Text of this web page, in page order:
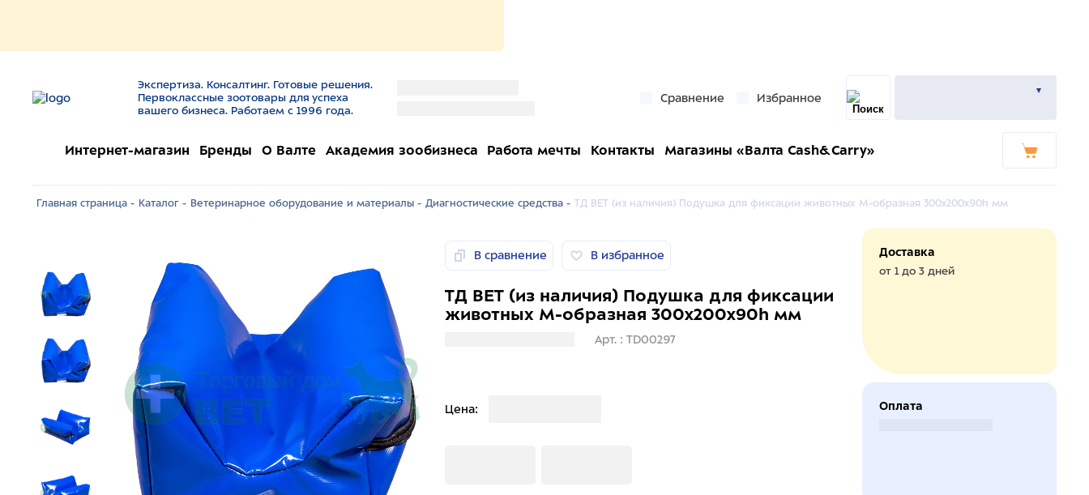
Экспертиза. Консалтинг. Готовые решения.
Первоклассные зоотовары для успеха
вашего бизнеса. Работаем с 1996 года.
Сравнение Избранное
Интернет-магазин Бренды О Валте Академия зообизнеса Работа мечты Контакты Магазины «Валта Cash&Carry»
Главная страница - Каталог - Ветеринарное оборудование и материалы - Диагностические средства - ТД ВЕТ (из наличия) Подушка для фиксации животных М-образная 300x200x90h мм
В сравнение В избранное
ТД ВЕТ (из наличия) Подушка для фиксации
животных М-образная 300x200x90h мм
Арт. : TD00297
Цена:
Доставка
от 1 до 3 дней
Оплата